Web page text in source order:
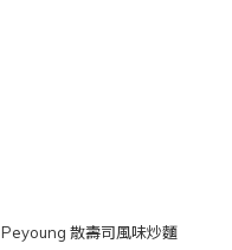
Peyoung 散壽司風味炒麵